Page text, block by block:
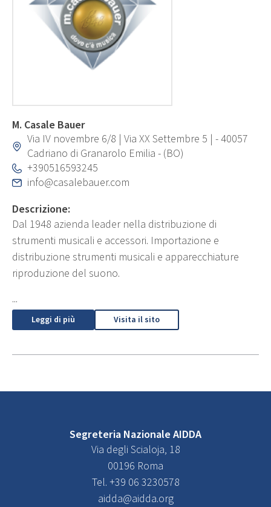
M. Casale Bauer
Via IV novembre 6/8 | Via XX Settembre 5 | - 40057
Cadriano di Granarolo Emilia - (BO)
+390516593245
info@casalebauer.com
Descrizione:
Dal 1948 azienda leader nella distribuzione di
strumenti musicali e accessori. Importazione e
distribuzione strumenti musicali e apparecchiature
riproduzione del suono.
...
Leggi di più Visita il sito
Segreteria Nazionale AIDDA
Via degli Scialoja, 18
00196 Roma
Tel. +39 06 3230578
aidda@aidda.org